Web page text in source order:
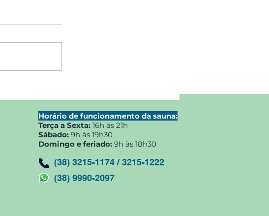
Hidroginástica Max Min
Clube
Horário de funcionamento da sauna:
Terça a Sexta: 16h às 21h
Sábado: 9h às 19h30
Domingo e feriado: 9h às 18h30
(38) 3215-1174 / 3215-1222
(38) 9990-2097